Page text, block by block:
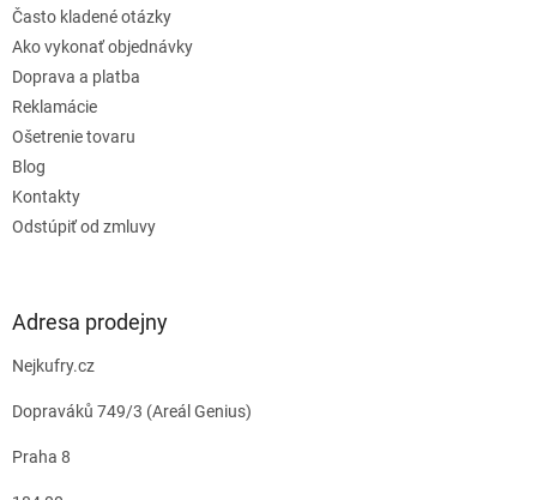
Často kladené otázky
Ako vykonať objednávky
Doprava a platba
Reklamácie
Ošetrenie tovaru
Blog
Kontakty
Odstúpiť od zmluvy
Adresa prodejny
Nejkufry.cz
Dopraváků 749/3 (Areál Genius)
Praha 8